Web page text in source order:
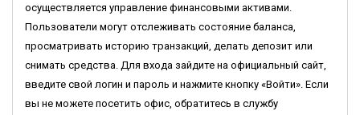
осуществляется управление финансовыми активами.
Пользователи могут отслеживать состояние баланса,
просматривать историю транзакций, делать депозит или
снимать средства. Для входа зайдите на официальный сайт,
введите свой логин и пароль и нажмите кнопку «Войти». Если
вы не можете посетить офис, обратитесь в службу